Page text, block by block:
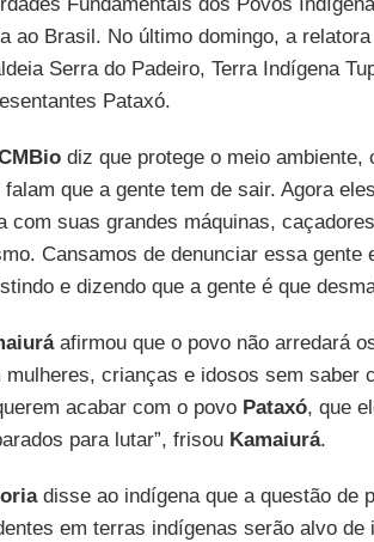
ao Brasil. No último domingo, a
Serra do Padeiro, Terra Indígena
Pataxó.
diz que protege o meio ambiente,
falam que a gente tem de sair. Agora
com suas grandes máquinas,
Cansamos de denunciar essa gente
e dizendo que a gente é que
afirmou que o povo não arredará
mulheres, crianças e idosos sem saber
acabar com o povo Pataxó, que
para lutar”, frisou Kamaiurá.
disse ao indígena que a questão de
em terras indígenas serão alvo